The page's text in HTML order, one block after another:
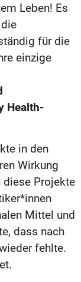
Leben! Es
für die
einzige
Health-
in den
Wirkung
diese Projekte
Mittel und
dass nach
fehlte.